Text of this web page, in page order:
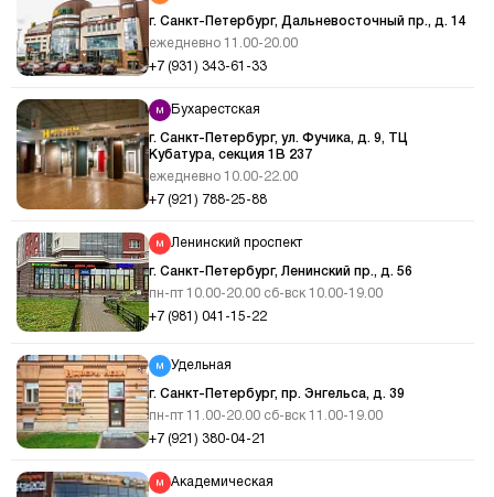
г. Санкт-Петербург, Дальневосточный пр., д. 14
ежедневно 11.00-20.00
+7 (931) 343-61-33
Бухарестская
г. Санкт-Петербург, ул. Фучика, д. 9, ТЦ
Кубатура, секция 1В 237
ежедневно 10.00-22.00
+7 (921) 788-25-88
Ленинский проспект
г. Санкт-Петербург, Ленинский пр., д. 56
пн-пт 10.00-20.00 сб-вск 10.00-19.00
+7 (981) 041-15-22
Удельная
г. Санкт-Петербург, пр. Энгельса, д. 39
пн-пт 11.00-20.00 сб-вск 11.00-19.00
+7 (921) 380-04-21
Академическая